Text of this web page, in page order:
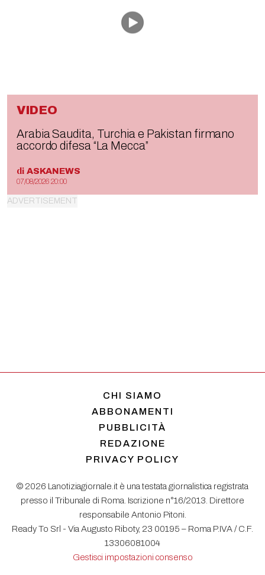
VIDEO
Arabia Saudita, Turchia e Pakistan firmano
accordo difesa “La Mecca”
di ASKANEWS
07/08/2026 20:00
CHI SIAMO
ABBONAMENTI
PUBBLICITÀ
REDAZIONE
PRIVACY POLICY
© 2026 Lanotiziagiornale.it è una testata giornalistica registrata
presso il Tribunale di Roma. Iscrizione n°16/2013. Direttore
responsabile Antonio Pitoni.
Ready To Srl - Via Augusto Riboty, 23 00195 – Roma P.IVA / C.F.
13306081004
Gestisci impostazioni consenso